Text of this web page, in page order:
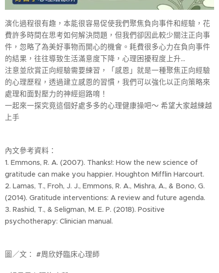
演化過程很有趣，本能很容易促使我們聚焦負向事件和經驗，花
費許多時間在思考如何解決問題，但我們卻因此較少關注正向事
件，忽略了為美好事物而開心的機會。耗費很多心力在負向事件
的結果，往往導致生活滿意度下降，心理困擾程度上升...
注意並欣賞正向經驗需要練習，「感恩」就是一種聚焦正向經驗
的心理歷程，透過建立感恩的習慣，我們可以強化以正向策略來
處理和面對壓力的神經迴路唷！
一起來一探究竟這個好處多多的心理健康操吧～ 希望大家越練越
上手🙂
內文參考資料：
1. Emmons, R. A. (2007). Thanks!: How the new science of
gratitude can make you happier. Houghton Mifflin Harcourt.
2. Lamas, T., Froh, J. J., Emmons, R. A., Mishra, A., & Bono, G.
(2014). Gratitude interventions: A review and future agenda.
3. Rashid, T., & Seligman, M. E. P. (2018). Positive
psychotherapy: Clinician manual.
圖／文： #周欣妤臨床心理師